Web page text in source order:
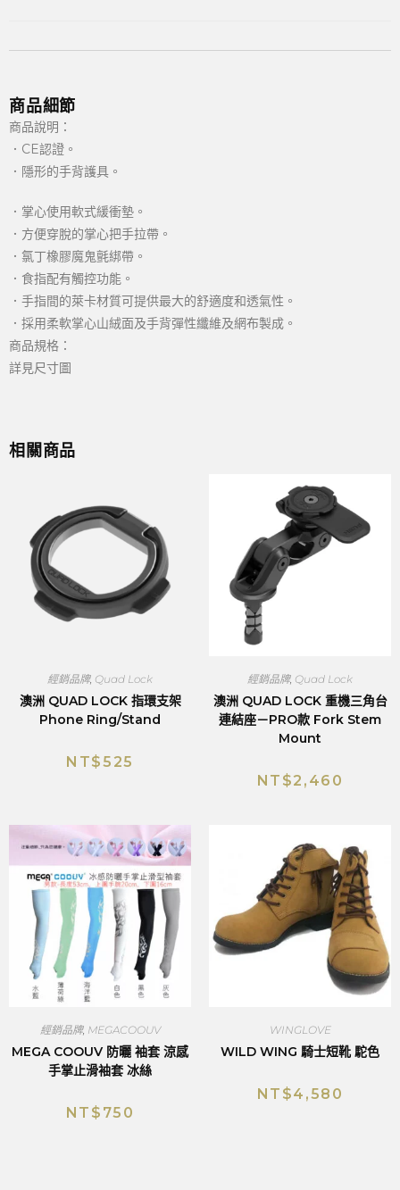
商品細節
商品說明：
．CE認證。
．隱形的手背護具。
．掌心使用軟式緩衝墊。
．方便穿脫的掌心把手拉帶。
．氯丁橡膠魔鬼氈綁帶。
．食指配有觸控功能。
．手指間的萊卡材質可提供最大的舒適度和透氣性。
．採用柔軟掌心山絨面及手背彈性纖維及網布製成。
商品規格：
詳見尺寸圖
相關商品
經銷品牌, Quad Lock
澳洲 QUAD LOCK 指環支架
Phone Ring/Stand
NT$525
經銷品牌, Quad Lock
澳洲 QUAD LOCK 重機三角台
連結座－PRO款 Fork Stem
Mount
NT$2,460
經銷品牌, MEGACOOUV
MEGA COOUV 防曬 袖套 涼感
手掌止滑袖套 冰絲
NT$ 750
WINGLOVE
WILD WING 騎士短靴 駝色
NT$4,580